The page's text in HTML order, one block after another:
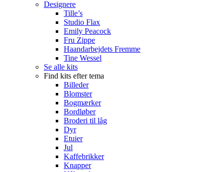
Designere
Tille’s
Studio Flax
Emily Peacock
Fru Zippe
Haandarbejdets Fremme
Tine Wessel
Se alle kits
Find kits efter tema
Billeder
Blomster
Bogmærker
Bordløber
Broderi til låg
Dyr
Etuier
Jul
Kaffebrikker
Knapper